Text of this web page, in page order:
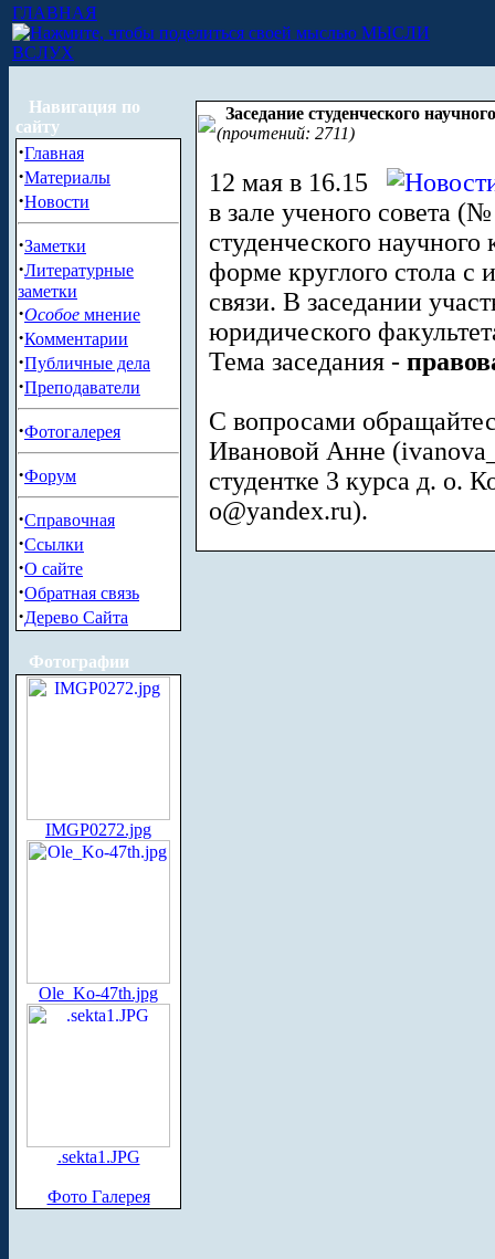
ГЛАВНАЯ
МЫСЛИ
ВСЛУХ
Навигация по
сайту
·Главная
·Материалы
·Новости
·Заметки
·Литературные
заметки
·Особое мнение
·Комментарии
·Публичные дела
·Преподаватели
·Фотогалерея
·Форум
·Справочная
·Ссылки
·О сайте
·Обратная связь
·Дерево Сайта
Фотографии
IMGP0272.jpg
Ole_Ko-47th.jpg
.sekta1.JPG
Фото Галерея
Заседание студенческого
(прочтений: 2711)
12 мая в 16.15
в зале ученого совета
студенческого
форме круглого стола с
связи. В заседании
юридического
Тема заседания -
С вопросами
Ивановой Анне (
студентке 3 курса д. о.
o@yandex.ru).